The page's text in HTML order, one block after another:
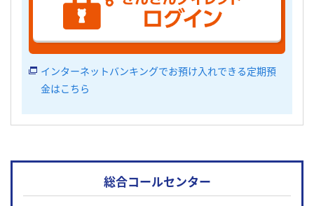
インターネットバンキングでお預け入れできる定期預
金はこちら
総合コールセンター